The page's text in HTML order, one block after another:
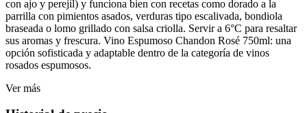
con ajo y perejil) y funciona bien con recetas como dorado a la
parrilla con pimientos asados, verduras tipo escalivada, bondiola
braseada o lomo grillado con salsa criolla. Servir a 6°C para resaltar
sus aromas y frescura. Vino Espumoso Chandon Rosé 750ml: una
opción sofisticada y adaptable dentro de la categoría de vinos
rosados espumosos.
Ver más